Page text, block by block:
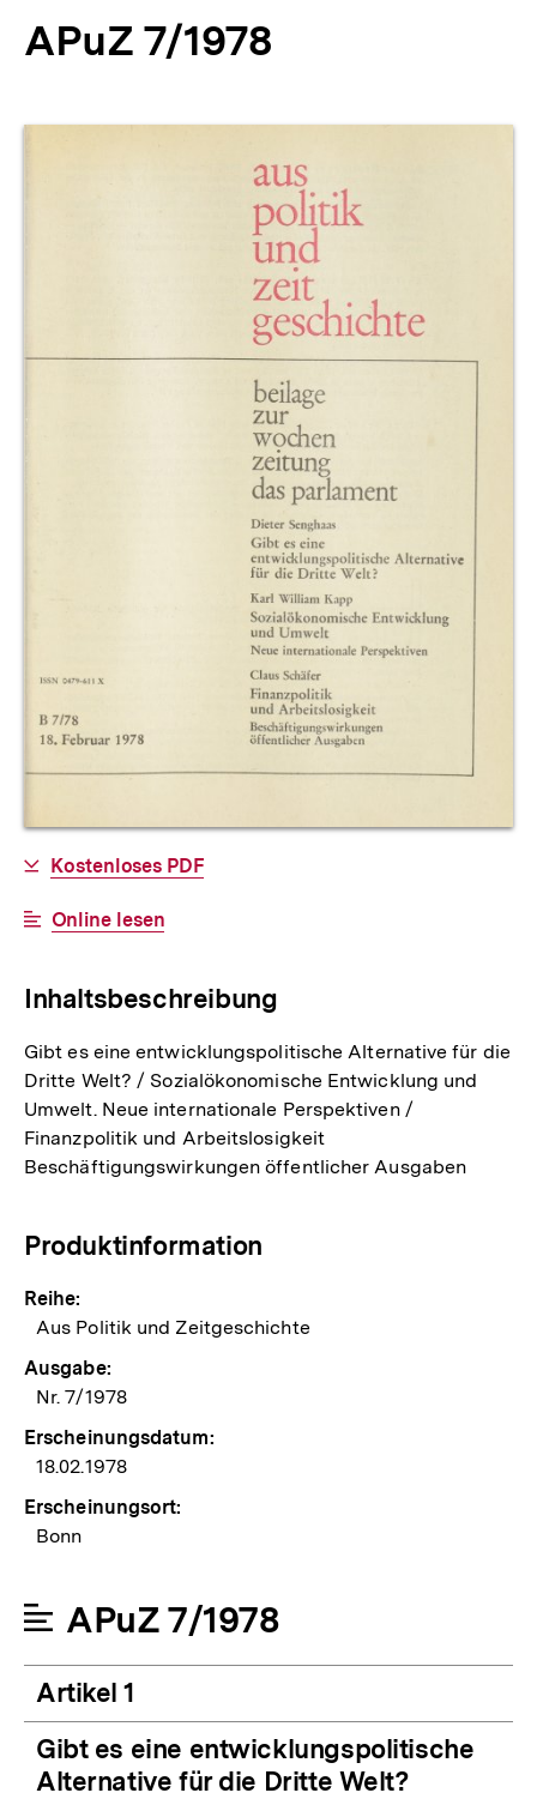
APuZ 7/1978
Allgemeine
Informationen
Download-
Kostenloses PDF
Interner
Online lesen
Inhaltsbeschreibung
Gibt es eine entwicklungspolitische Alternative für die
Dritte Welt? / Sozialökonomische Entwicklung und
Umwelt. Neue internationale Perspektiven /
Finanzpolitik und Arbeitslosigkeit
Beschäftigungswirkungen öffentlicher Ausgaben
Produktinformation
Reihe:
Aus Politik und Zeitgeschichte
Ausgabe:
Nr. 7/1978
Erscheinungsdatum:
18.02.1978
Erscheinungsort:
Bonn
APuZ 7/1978
Artikel 1
Gibt es eine entwicklungspolitische
Alternative für die Dritte Welt?